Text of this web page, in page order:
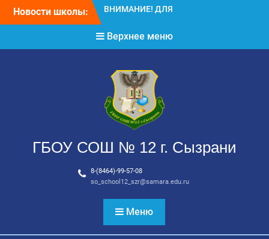
Новости школы:
ВНИМАНИЕ!!! Летний
Верхнее меню
ГБОУ СОШ № 12 г. Сызрани
8-(8464)-99-57-08
so_school12_szr@samara.edu.ru
Меню